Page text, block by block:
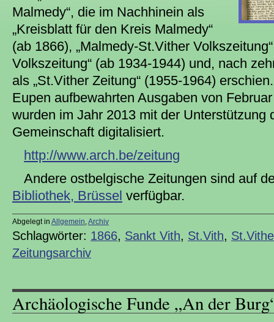
Malmedy“, die im Nachhinein als
„Kreisblatt für den Kreis Malmedy“
(ab 1866), „Malmedy-St.Vither
Volkszeitung“ (ab 1934-1944) und, nach
als „St.Vither Zeitung“ (1955-1964)
Eupen aufbewahrten Ausgaben von
wurden im Jahr 2013 mit der Unterstützung
Gemeinschaft digitalisiert.
http://www.arch.be/zeitung
Andere ostbelgische Zeitungen sind auf
Bibliothek, Brüssel verfügbar.
Abgelegt in Allgemein Archiv
Schlagwörter: 1866, Sankt Vith, St.Vith,
Zeitungsarchiv
Archäologische Funde „An der